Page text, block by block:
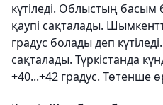
күтіледі. Облыстың басым
қаупі сақталады.
градус болады деп
сақталады. Түркістанда
+40...+42 градус. Төтенше